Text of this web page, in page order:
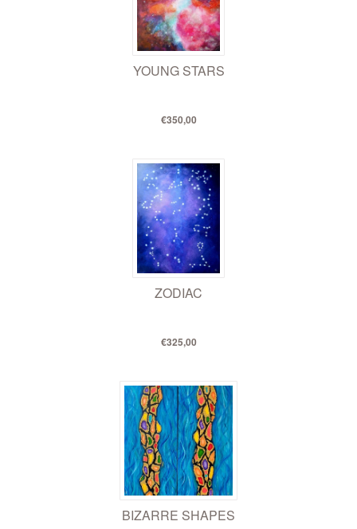
YOUNG STARS
€350,00
ZODIAC
€325,00
BIZARRE SHAPES